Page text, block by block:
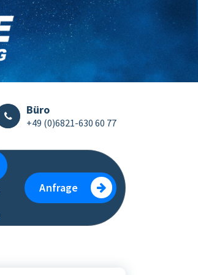
Büro
+49 (0)6821-630 60 77
Anfrage